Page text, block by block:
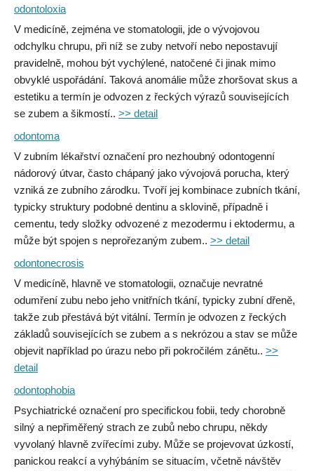
odontoloxia
V medicíně, zejména ve stomatologii, jde o vývojovou
odchylku chrupu, při níž se zuby netvoří nebo nepostavují
pravidelně, mohou být vychýlené, natočené či jinak mimo
obvyklé uspořádání. Taková anomálie může zhoršovat skus a
estetiku a termín je odvozen z řeckých výrazů souvisejících
se zubem a šikmostí.. >> detail
odontoma
V zubním lékařství označení pro nezhoubný odontogenní
nádorový útvar, často chápaný jako vývojová porucha, který
vzniká ze zubního zárodku. Tvoří jej kombinace zubních tkání,
typicky struktury podobné dentinu a sklovině, případně i
cementu, tedy složky odvozené z mezodermu i ektodermu, a
může být spojen s neprořezaným zubem.. >> detail
odontonecrosis
V medicíně, hlavně ve stomatologii, označuje nevratné
odumření zubu nebo jeho vnitřních tkání, typicky zubní dřeně,
takže zub přestává být vitální. Termín je odvozen z řeckých
základů souvisejících se zubem a s nekrózou a stav se může
objevit například po úrazu nebo při pokročilém zánětu.. >>
detail
odontophobia
Psychiatrické označení pro specifickou fobii, tedy chorobně
silný a nepřiměřený strach ze zubů nebo chrupu, někdy
vyvolaný hlavně zvířecími zuby. Může se projevovat úzkostí,
panickou reakcí a vyhýbáním se situacím, včetně návštěv